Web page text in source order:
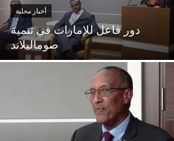
أخبار محلية
دور فاعل للإمارات في تنمية
صوماليلاند